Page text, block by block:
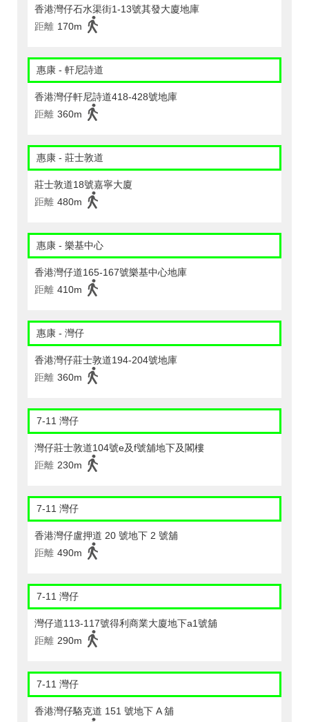
香港灣仔石水渠街1-13號其發大廈地庫
距離 170m
惠康 - 軒尼詩道
香港灣仔軒尼詩道418-428號地庫
距離 360m
惠康 - 莊士敦道
莊士敦道18號嘉寧大廈
距離 480m
惠康 - 樂基中心
香港灣仔道165-167號樂基中心地庫
距離 410m
惠康 - 灣仔
香港灣仔莊士敦道194-204號地庫
距離 360m
7-11 灣仔
灣仔莊士敦道104號e及f號舖地下及閣樓
距離 230m
7-11 灣仔
香港灣仔盧押道 20 號地下 2 號舖
距離 490m
7-11 灣仔
灣仔道113-117號得利商業大廈地下a1號舖
距離 290m
7-11 灣仔
香港灣仔駱克道 151 號地下 A 舖